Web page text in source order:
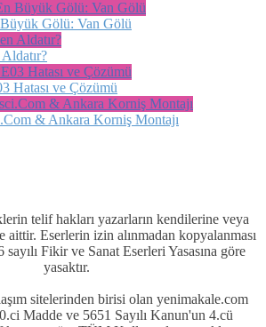
Gölü: Van Gölü
Hatası ve Çözümü
& Ankara Korniş Montajı
telif hakları yazarların kendilerine veya
Eserlerin izin alınmadan kopyalanması
sayılı Fikir ve Sanat Eserleri Yasasına göre
yasaktır.
sitelerinden birisi olan yenimakale.com
Madde ve 5651 Sayılı Kanun'un 4.cü